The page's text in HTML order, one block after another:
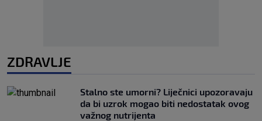
ZDRAVLJE
Stalno ste umorni? Liječnici upozoravaju
da bi uzrok mogao biti nedostatak ovog
važnog nutrijenta